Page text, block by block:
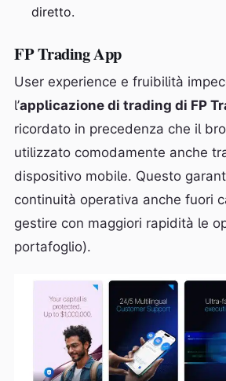
diretto.
FP Trading App
User experience e fruibilità
l’applicazione di trading di FP
ricordato in precedenza che il
utilizzato comodamente anche
dispositivo mobile. Questo
continuità operativa anche fuori
gestire con maggiori rapidità le
portafoglio).